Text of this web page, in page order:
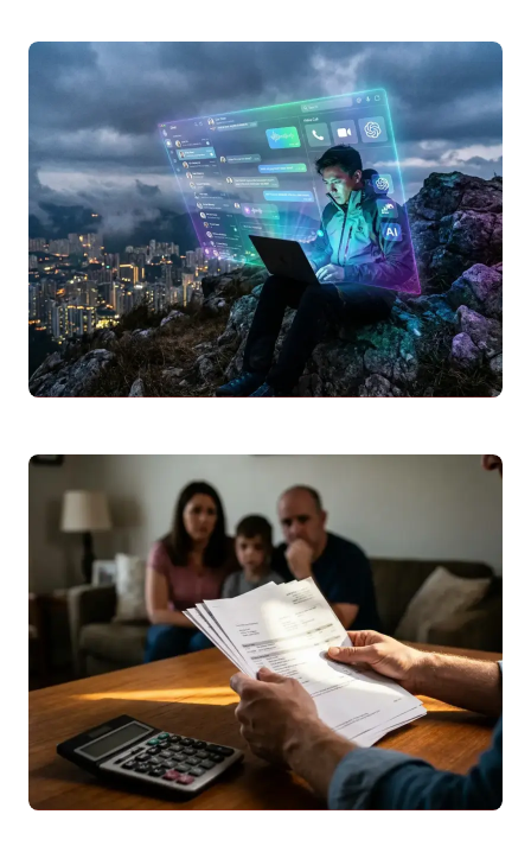
sua Prestação Mensal
Utilize o nosso simulador de crédito
habitação 2026 para calcular a sua
prestação mensal. Descubra como a
Euribor, ospread,…
Leggi articolo
completo passo a passo 2026
Descubra como usar oWhatsApp
computador em 2026. Aprenda a ler o
código QR, usarsemo celular,…
Leggi articolo